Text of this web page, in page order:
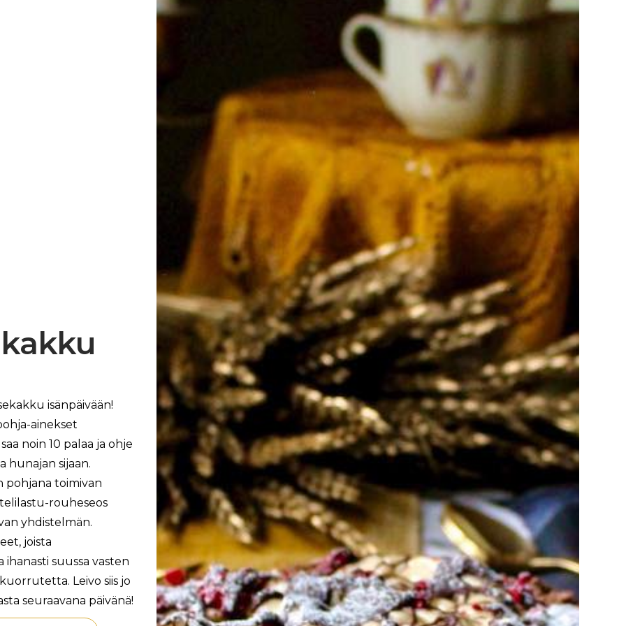
isänpäivään!
ainekset
noin 10 palaa ja ohje
hunajan sijaan.
pohjana toimivan
rouheseos
yhdistelmän.
joista
suussa vasten
Leivo siis jo
seuraavana päivänä!